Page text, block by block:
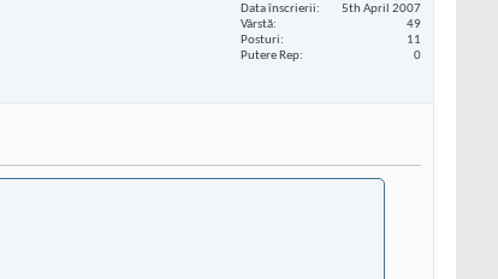
Data înscrierii
5th April 2007
Vârstă
49
Posturi
11
Putere Rep
0